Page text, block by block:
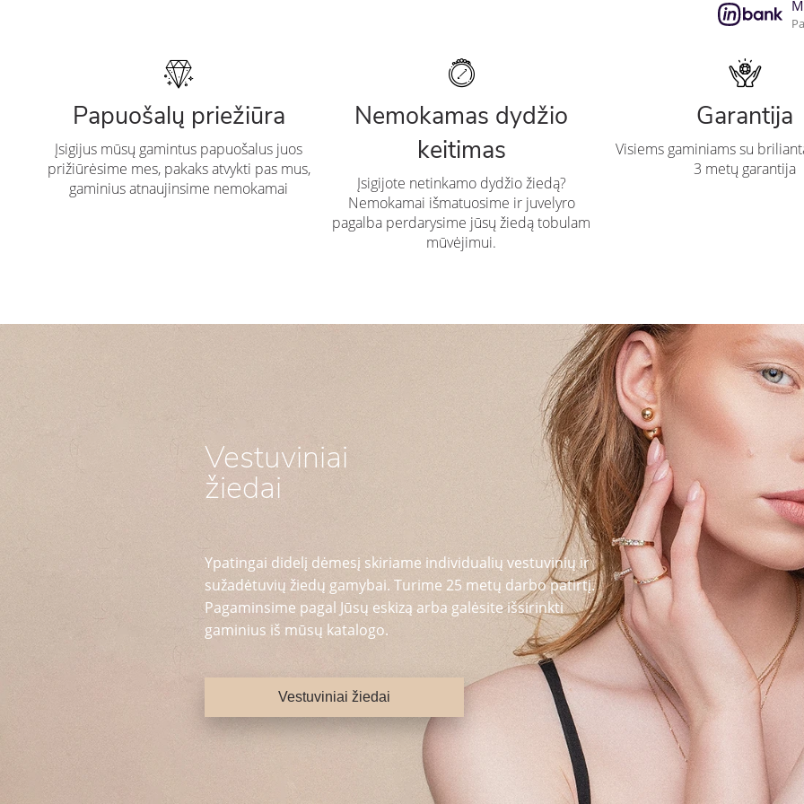
Papuošalų priežiūra
Įsigijus mūsų gamintus papuošalus juos
prižiūrėsime mes, pakaks atvykti pas mus,
gaminius atnaujinsime nemokamai
Nemokamas dydžio
keitimas
Įsigijote netinkamo dydžio žiedą?
Nemokamai išmatuosime ir juvelyro
pagalba perdarysime jūsų žiedą tobulam
mūvėjimui.
Garantija
Visiems gaminiams su
3 metų garantija
Vestuviniai
žiedai
Ypatingai didelį dėmesį skiriame individualių vestuvinių ir
sužadėtuvių žiedų gamybai. Turime 25 metų darbo patirtį.
Pagaminsime pagal Jūsų eskizą arba galėsite išsirinkti
gaminius iš mūsų katalogo.
Vestuviniai žiedai